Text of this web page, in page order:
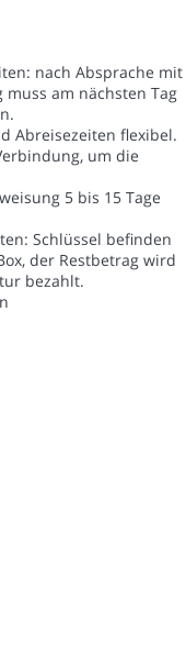
nach Absprache mit
am nächsten Tag
Abreisezeiten flexibel.
um die
5 bis 15 Tage
Schlüssel befinden
der Restbetrag wird
bezahlt.